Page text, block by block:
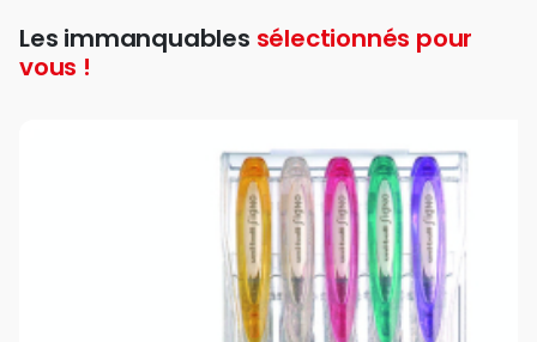
Les immanquables sélectionnés pour
vous !